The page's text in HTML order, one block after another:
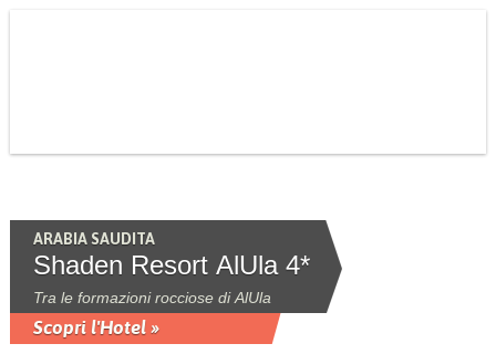
ARABIA SAUDITA
Shaden Resort AlUla 4*
Tra le formazioni rocciose di AlUla
Scopri l'Hotel »